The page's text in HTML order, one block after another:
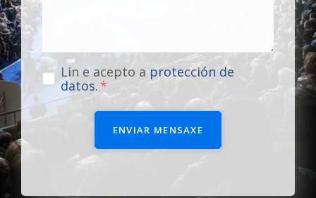
Lin e acepto a protección de
datos.
ENVIAR MENSAXE